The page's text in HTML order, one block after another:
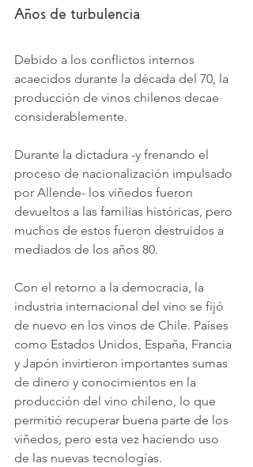
Años de turbulencia
Debido a los conflictos internos
acaecidos durante la década del 70, la
producción de vinos chilenos decae
considerablemente.
Durante la dictadura -y frenando el
proceso de nacionalización impulsado
por Allende- los viñedos fueron
devueltos a las familias históricas, pero
muchos de estos fueron destruidos a
mediados de los años 80.
Con el retorno a la democracia, la
industria internacional del vino se fijó
de nuevo en los vinos de Chile. Países
como Estados Unidos, España, Francia
y Japón invirtieron importantes sumas
de dinero y conocimientos en la
producción del vino chileno, lo que
permitió recuperar buena parte de los
viñedos, pero esta vez haciendo uso
de las nuevas tecnologías.